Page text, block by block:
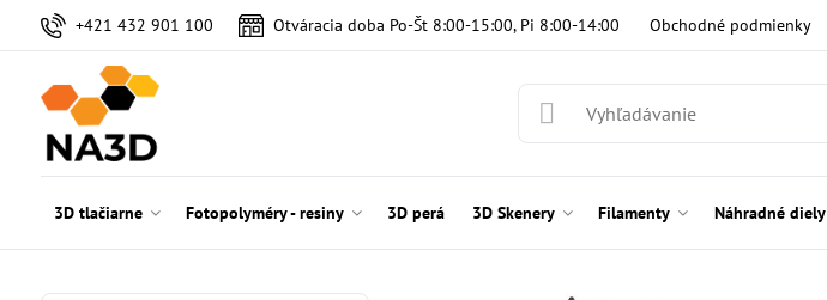
+421 432 901 100 Otváracia doba Po-Št 8:00-15:00, Pi 8:00-14:00 Obchodné podmienky
3D tlačiarne Fotopolyméry - resiny 3D perá 3D Skenery Filamenty Náhradné diely